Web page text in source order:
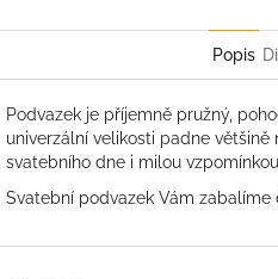
Popis
Podvazek je příjemně pružný,
univerzální velikosti padne
svatebního dne i milou
Svatební podvazek Vám zabalíme